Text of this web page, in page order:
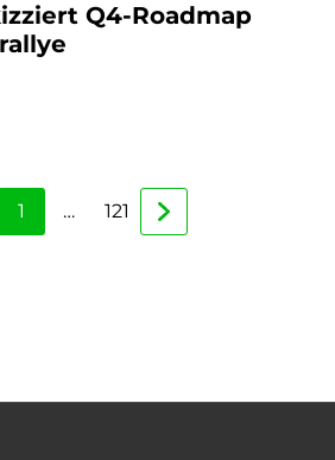
Q4-Roadmap
1 … 121